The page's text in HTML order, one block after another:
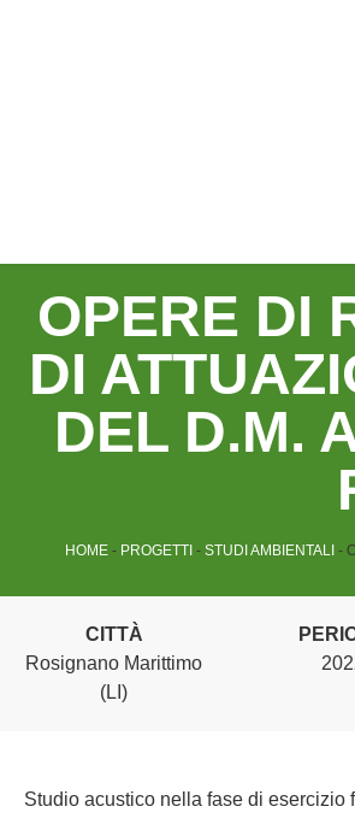
OPERE DI
DI
DEL D.M.
HOME - PROGETTI - STUDI AMBIENTALI -
CITTÀ
Rosignano Marittimo
(LI)
Studio acustico nella fase di esercizio